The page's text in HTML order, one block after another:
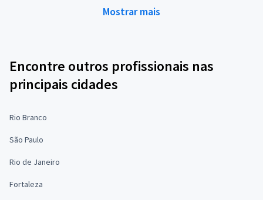
Mostrar mais
Encontre outros profissionais nas
principais cidades
Rio Branco
São Paulo
Rio de Janeiro
Fortaleza